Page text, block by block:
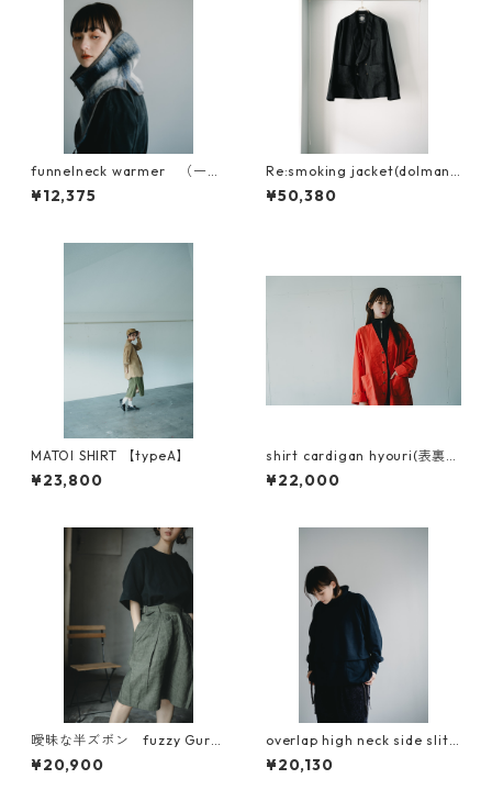
funnelneck warmer （一重
仕立て）
¥12,375
Re:smoking jacket(dolman
sleeve )
¥50,380
MATOI SHIRT 【typeA】
¥23,800
shirt cardigan hyouri(表裏）
zig-zag(ジグザグ）
¥22,000
曖昧な半ズボン fuzzy Gurk
ha pants リネン（BIGGIE素
材）
¥20,900
overlap high neck side slit
pullover（beetle)
¥20,130